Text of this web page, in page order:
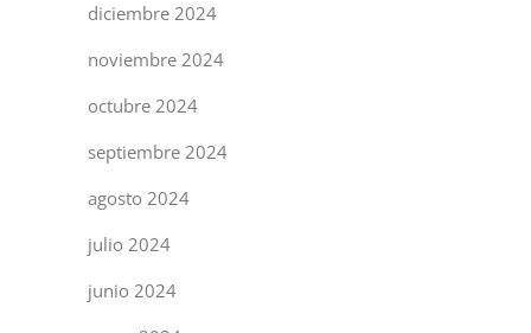
diciembre 2024
noviembre 2024
octubre 2024
septiembre 2024
agosto 2024
julio 2024
junio 2024